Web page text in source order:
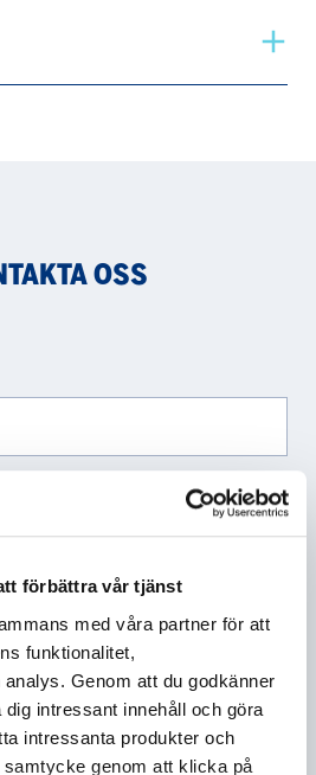
förbättra vår tjänst
med våra partner för att
funktionalitet,
Genom att du godkänner
intressant innehåll och göra
intressanta produkter och
genom att klicka på
OSS